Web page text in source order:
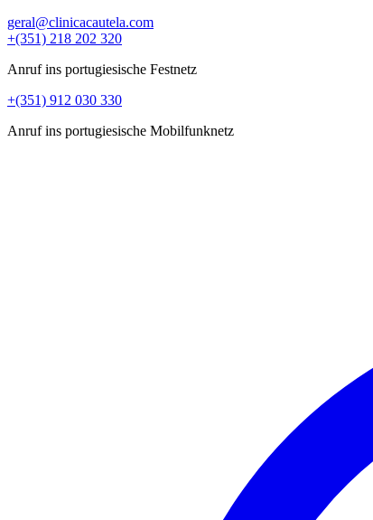
geral@clinicacautela.com
+(351) 218 202 320
Anruf ins portugiesische Festnetz
+(351) 912 030 330
Anruf ins portugiesische Mobilfunknetz